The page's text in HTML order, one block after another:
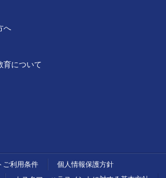
へ
育について
ご利用条件
個人情報保護方針